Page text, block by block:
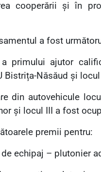
cooperării și în
a fost
primului ajutor
Bistrița-Năsăud și locul
din autovehicule
și locul III a fost
premii pentru:
echipaj – plutonier